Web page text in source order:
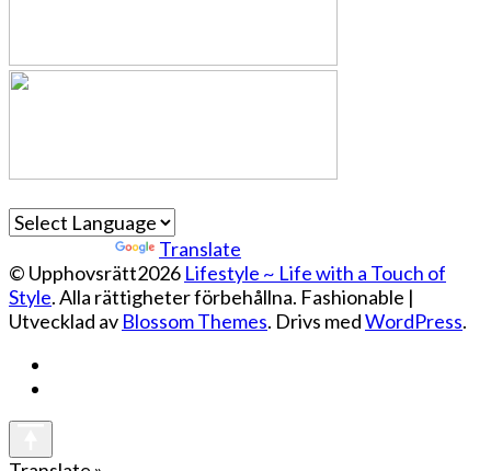
Translate
© Upphovsrätt2026 Lifestyle ~ Life with a Touch of
Style. Alla rättigheter förbehållna. Fashionable |
Utvecklad av Blossom Themes. Drivs medWordPress.